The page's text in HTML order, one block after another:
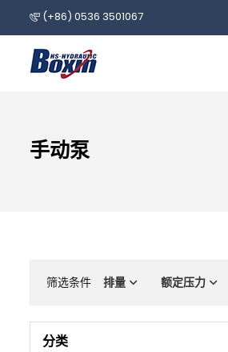
(+86) 0536 3501067
手动泵
筛选条件 排量 额定压力
分类